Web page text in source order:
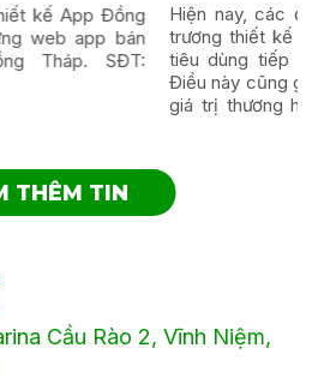
kế App Đồng
web app bán
Tháp. SĐT:
Hiện nay, các
trương thiết kế
tiêu dùng tiếp
Điều này cũng
giá trị thương
THÊM TIN
Cầu Rào 2, Vĩnh Niệm,